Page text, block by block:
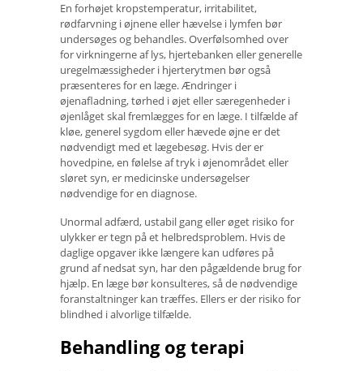
En forhøjet kropstemperatur, irritabilitet,
rødfarvning i øjnene eller hævelse i lymfen bør
undersøges og behandles. Overfølsomhed over
for virkningerne af lys, hjertebanken eller generelle
uregelmæssigheder i hjerterytmen bør også
præsenteres for en læge. Ændringer i
øjenafladning, tørhed i øjet eller særegenheder i
øjenlåget skal fremlægges for en læge. I tilfælde af
kløe, generel sygdom eller hævede øjne er det
nødvendigt med et lægebesøg. Hvis der er
hovedpine, en følelse af tryk i øjenområdet eller
sløret syn, er medicinske undersøgelser
nødvendige for en diagnose.
Unormal adfærd, ustabil gang eller øget risiko for
ulykker er tegn på et helbredsproblem. Hvis de
daglige opgaver ikke længere kan udføres på
grund af nedsat syn, har den pågældende brug for
hjælp. En læge bør konsulteres, så de nødvendige
foranstaltninger kan træffes. Ellers er der risiko for
blindhed i alvorlige tilfælde.
Behandling og terapi